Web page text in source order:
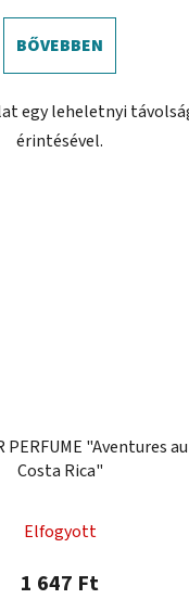
BŐVEBBEN
egy leheletnyi
érintésével.
PERFUME "Aventures au
Costa Rica"
Elfogyott
1 647 Ft